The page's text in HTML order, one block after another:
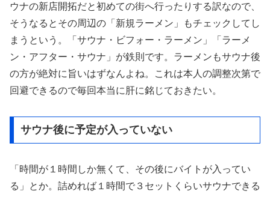
ウナの新店開拓だと初めての街へ行ったりする訳なので、
そうなるとその周辺の「新規ラーメン」もチェックしてし
まうという。「サウナ・ビフォー・ラーメン」「ラーメ
ン・アフター・サウナ」が鉄則です。ラーメンもサウナ後
の方が絶対に旨いはずなんよね。これは本人の調整次第で
回避できるので毎回本当に肝に銘じておきたい。
サウナ後に予定が入っていない
「時間が１時間しか無くて、その後にバイトが入ってい
る」とか。詰めれば１時間で３セットくらいサウナできる